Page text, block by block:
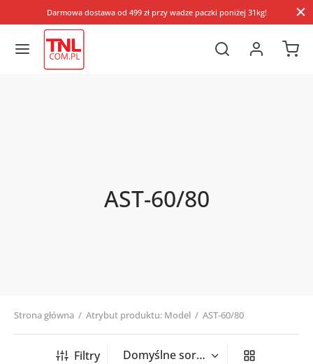
Darmowa dostawa od 499 zł przy wadze paczki poniżej 31kg!
AST-60/80
Strona główna / Atrybut produktu: Model / AST-60/80
Filtry